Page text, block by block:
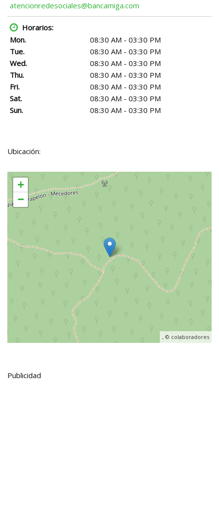
atencionredesociales@bancamiga.com
Horarios:
Mon.
08:30 AM - 03:30 PM
Tue.
08:30 AM - 03:30 PM
Wed.
08:30 AM - 03:30 PM
Thu.
08:30 AM - 03:30 PM
Fri.
08:30 AM - 03:30 PM
Sat.
08:30 AM - 03:30 PM
Sun.
08:30 AM - 03:30 PM
Ubicación:
+
−
, © colaboradores
Publicidad